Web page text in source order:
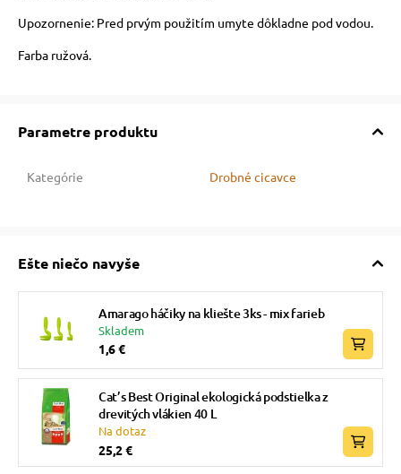
so psom
poukazy
Upozornenie: Pred prvým použitím umyte dôkladne pod vodou.
Farba ružová.
Parametre produktu
Kategórie Drobné cicavce
Ešte niečo navyše
Amarago háčiky na kliešte 3ks - mix farieb
Skladem
1,6 €
Cat’s Best Original ekologická podstielka z
drevitých vlákien 40 L
Na dotaz
25,2 €